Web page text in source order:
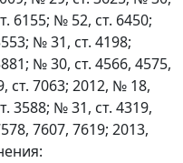
6155; № 52, ст. 6450;
№ 31, ст. 4198;
№ 30, ст. 4566, 4575,
ст. 7063; 2012, № 18,
3588; № 31, ст. 4319,
7607, 7619; 2013,